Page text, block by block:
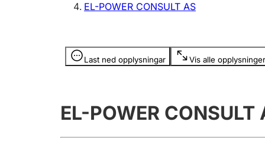
EL-POWER CONSULT AS
Last ned opplysningar Vis alle opplysninger
Opplysninger er skjult
EL-POWER CONSULT